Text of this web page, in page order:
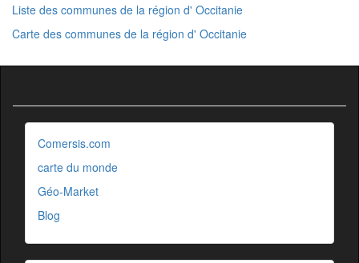
Liste des communes de la région d' Occitanie
Carte des communes de la région d' Occitanie
Comersis.com
carte du monde
Géo-Market
Blog